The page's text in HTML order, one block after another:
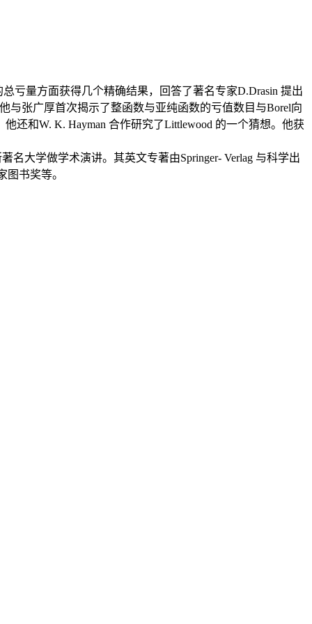
亏量方面获得几个精确结果，回答了著名专家D.Drasin 提出
与张广厚首次揭示了整函数与亚纯函数的亏值数目与Borel向
还和W. K. Hayman 合作研究了Littlewood 的一个猜想。他获
大学做学术演讲。其英文专著由Springer- Verlag 与科学出
书奖等。